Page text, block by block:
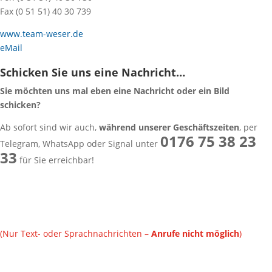
Fax (0 51 51) 40 30 739
www.team-weser.de
eMail
Schicken Sie uns eine Nachricht…
Sie möchten uns mal eben eine Nachricht oder ein Bild
schicken?
Ab sofort sind wir auch, während unserer Geschäftszeiten, per
Telegram, WhatsApp oder Signal unter 0176 75 38 23
33 für Sie erreichbar!
(Nur Text- oder Sprachnachrichten – Anrufe nicht möglich)